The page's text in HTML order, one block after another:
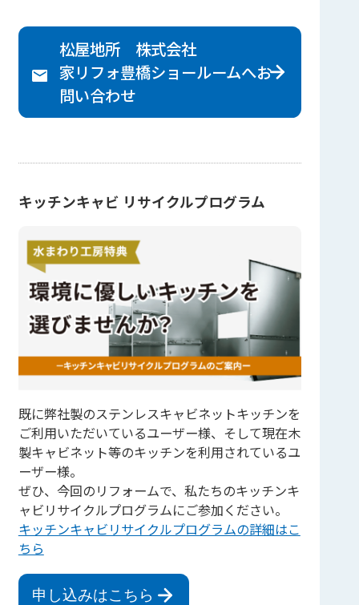
松屋地所 株式会社
家リフォ豊橋ショールームへお
問い合わせ
キッチンキャビ リサイクルプログラム
既に弊社製のステンレスキャビネットキッチンを
ご利用いただいているユーザー様、そして現在木
製キャビネット等のキッチンを利用されているユ
ーザー様。
ぜひ、今回のリフォームで、私たちのキッチンキ
ャビリサイクルプログラムにご参加ください。
キッチンキャビリサイクルプログラムの詳細はこ
ちら
申し込みはこちら